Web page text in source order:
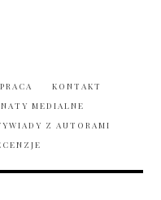
KONTAKT
MEDIALNE
Z AUTORAMI